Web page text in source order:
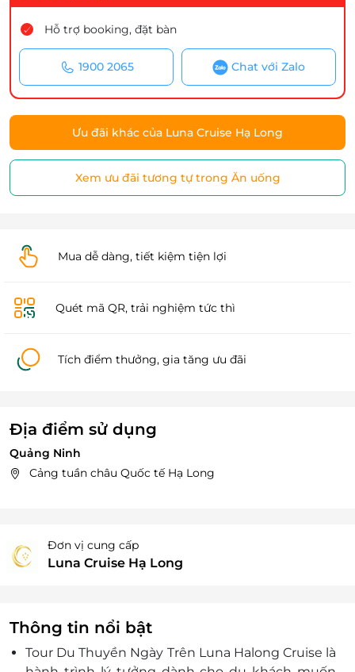
Hỗ trợ booking, đặt bàn
1900 2065 Chat với Zalo
Ưu đãi khác của Luna Cruise Hạ Long
Xem ưu đãi tương tự trong Ăn uống
Mua dễ dàng, tiết kiệm tiện lợi
Quét mã QR, trải nghiệm tức thì
Tích điểm thưởng, gia tăng ưu đãi
Địa điểm sử dụng
Quảng Ninh
Cảng tuần châu Quốc tế Hạ Long
Đơn vị cung cấp
Luna Cruise Hạ Long
Thông tin nổi bật
Tour Du Thuyền Ngày Trên Luna Halong Cruise là